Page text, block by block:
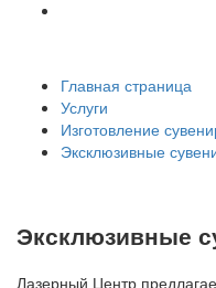
Главная страница
Услуги
Изготовление
Эксклюзивные
Эксклюзивные
Лазерный Центр